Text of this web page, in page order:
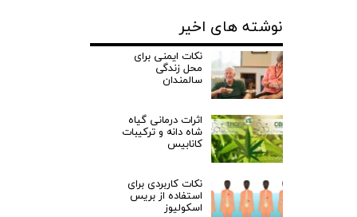
نوشته های اخیر
نکات ایمنی برای
محل زندگی
سالمندان
اثرات درمانی گیاه
شاه دانه و ترکیبات
کانابیس
نکات کاربردی برای
استفاده از بریس
اسکولیوز